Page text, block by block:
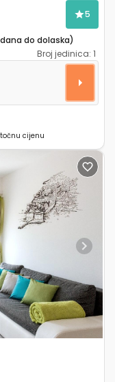
5
dana do dolaska)
Broj jedinica: 1
18908-a
cijenu
Next